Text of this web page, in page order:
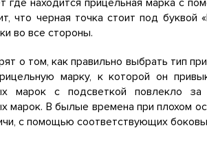
где находится прицельная марка с
что черная точка стоит под
во все стороны.
о том, как правильно выбрать тип
марку, к которой он
марок с подсветкой повлекло
марок. В былые времена при плохом
с помощью соответствующих